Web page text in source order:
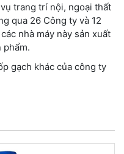
vụ trang trí nội, ngoại thất
qua 26 Công ty và 12
nhà máy này sản xuất
phẩm.
gạch khác của công ty